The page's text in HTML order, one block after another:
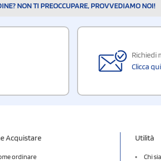
NON TI PREOCCUPARE, PROVVEDIAMO NOI!
Richiedi
Clicca qui
Acquistare
ordinare
Utilità
Chi